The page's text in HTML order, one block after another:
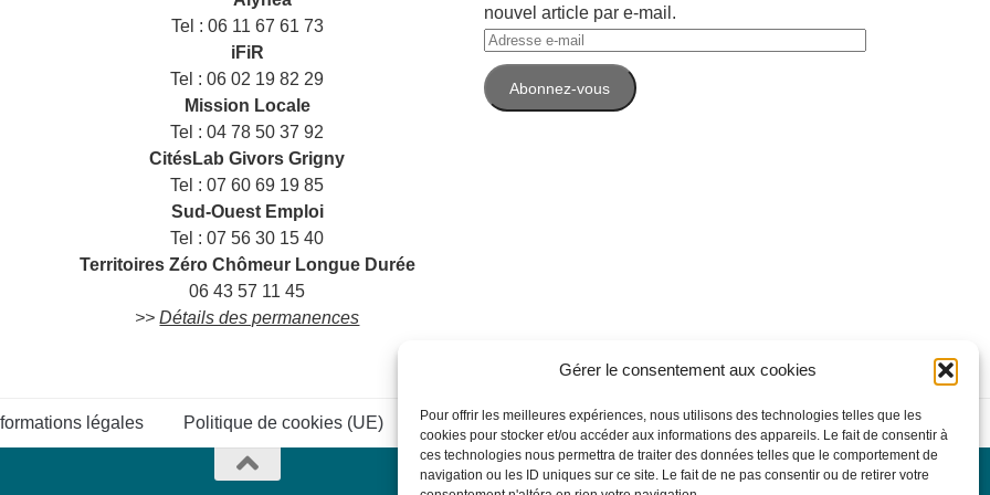
Gérer le consentement aux cookies
Pour offrir les meilleures expériences, nous utilisons des technologies telles que les
cookies pour stocker et/ou accéder aux informations des appareils. Le fait de consentir à
ces technologies nous permettra de traiter des données telles que le comportement de
navigation ou les ID uniques sur ce site. Le fait de ne pas consentir ou de retirer votre
Tel : 06 11 67 61 73
iFiR
Tel : 06 02 19 82 29
Mission Locale
Tel : 04 78 50 37 92
CitésLab Givors Grigny
Tel : 07 60 69 19 85
Sud-Ouest Emploi
Tel : 07 56 30 15 40
Territoires Zéro Chômeur Longue Durée
06 43 57 11 45
>>Détails des permanences
nouvel article par e-mail.
Adresse
e-
mailAbonnez-vous
légales Politique de cookies (UE) Connexion